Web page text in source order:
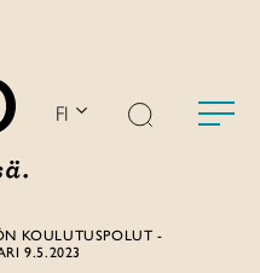
FI
KOULUTUSPOLUT -
9.5.2023